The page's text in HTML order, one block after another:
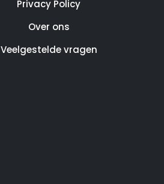
Privacy Policy
Over ons
Veelgestelde vragen